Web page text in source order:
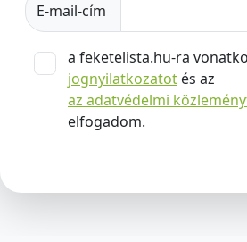
E-mail-cím
a feketelista.hu-ra
jognyilatkozatot és az
az adatvédelmi
elfogadom.